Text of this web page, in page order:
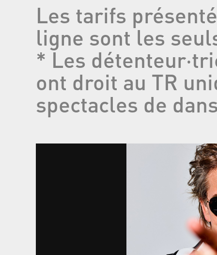
Les tarifs
ligne sont les
* Les
ont droit au TR
spectacles de